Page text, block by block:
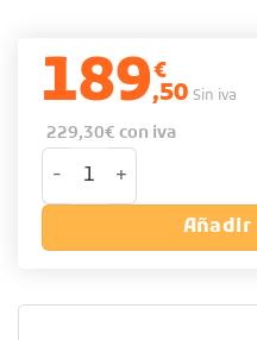
189€
,50 Sin iva
229,30€ con iva
Dosificador de palanca